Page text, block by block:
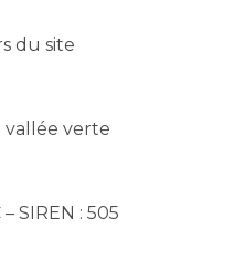
du site
vallée verte
SIREN : 505